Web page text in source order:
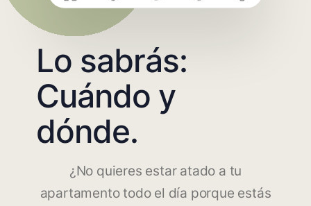
Lo sabrás:
Cuándo y
dónde.
¿No quieres estar atado a tu
apartamento todo el día porque estás